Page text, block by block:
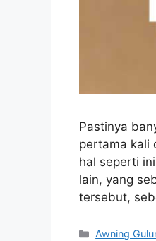
Pastinya
pertama kali
hal seperti
lain, yang
tersebut,
Categories
Awning